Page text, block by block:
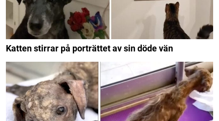
Katten stirrar på porträttet av sin döde vän